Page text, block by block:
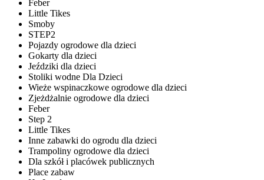
Feber
Little Tikes
Smoby
STEP2
Pojazdy ogrodowe dla dzieci
Gokarty dla dzieci
Jeździki dla dzieci
Stoliki wodne Dla Dzieci
Wieże wspinaczkowe ogrodowe dla dzieci
Zjeżdżalnie ogrodowe dla dzieci
Feber
Step 2
Little Tikes
Inne zabawki do ogrodu dla dzieci
Trampoliny ogrodowe dla dzieci
Dla szkół i placówek publicznych
Place zabaw